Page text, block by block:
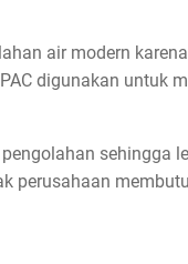
air modern
digunakan untuk
sehingga
perusahaan